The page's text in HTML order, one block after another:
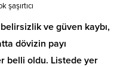
şaşırtıcı
ve güven kaybı,
dövizin payı
belli oldu. Listede yer